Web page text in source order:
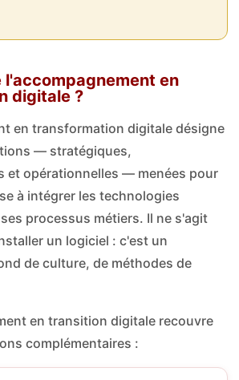
l'accompagnement en
digitale ?
en transformation digitale désigne
— stratégiques,
et opérationnelles — menées pour
à intégrer les technologies
processus métiers. Il ne s'agit
un logiciel : c'est un
de culture, de méthodes de
en transition digitale recouvre
complémentaires :